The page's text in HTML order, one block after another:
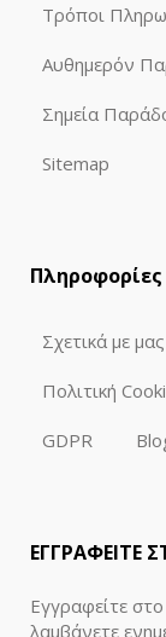
Τρόποι
Αυθημερόν
Σημεία
Sitemap
Πληροφορίες
Σχετικά με μας
Πολιτική
GDPR
ΕΓΓΡΑΦΕΙΤΕ
Εγγραφείτε
λαμβάνετε